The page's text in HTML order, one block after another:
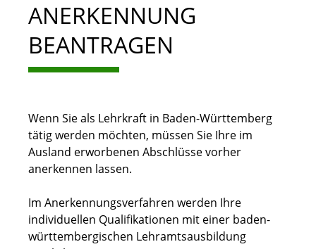
ANERKENNUNG
BEANTRAGEN
Wenn Sie als Lehrkraft in Baden-Württemberg
tätig werden möchten, müssen Sie Ihre im
Ausland erworbenen Abschlüsse vorher
anerkennen lassen.
Im Anerkennungsverfahren werden Ihre
individuellen Qualifi­kationen mit einer baden-
württembergischen Lehramtsausbildung